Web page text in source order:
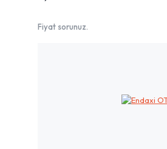
Fiyat sorunuz.